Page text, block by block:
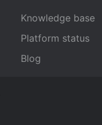
Knowledge base
Platform status
Blog